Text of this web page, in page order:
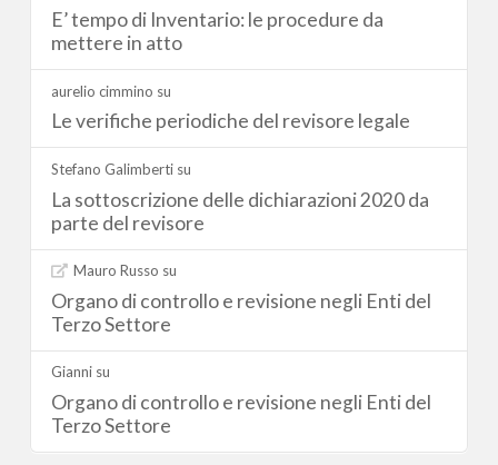
E’ tempo di Inventario: le procedure da
mettere in atto
aurelio cimmino su
Le verifiche periodiche del revisore legale
Stefano Galimberti su
La sottoscrizione delle dichiarazioni 2020 da
parte del revisore
Mauro Russo su
Organo di controllo e revisione negli Enti del
Terzo Settore
Gianni su
Organo di controllo e revisione negli Enti del
Terzo Settore